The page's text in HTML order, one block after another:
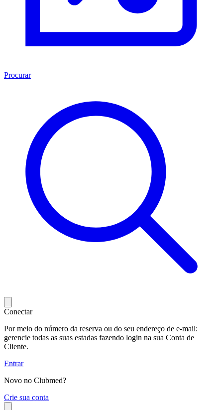
Procurar
Conectar
Por meio do número da reserva ou do seu endereço de e-mail:
gerencie todas as suas estadas fazendo login na sua Conta de
Cliente.
Entrar
Novo no Clubmed?
Crie sua conta